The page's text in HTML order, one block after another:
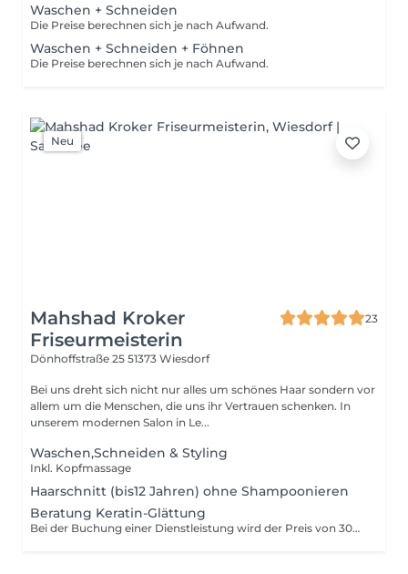
Waschen + Schneiden
Die Preise berechnen sich je nach Aufwand.
Waschen + Schneiden + Föhnen
Die Preise berechnen sich je nach Aufwand.
Neu
Mahshad Kroker
Friseurmeisterin
23
Dönhoffstraße 25 51373 Wiesdorf
Bei uns dreht sich nicht nur alles um schönes Haar sondern vor
allem um die Menschen, die uns ihr Vertrauen schenken. In
unserem modernen Salon in Le...
Waschen,Schneiden & Styling
Inkl. Kopfmassage
Haarschnitt (bis12 Jahren) ohne Shampoonieren
Beratung Keratin-Glättung
Bei der Buchung einer Dienstleistung wird der Preis von 30€ wieder abgezogen. Das gilt nur für Dienstleistungen. (keine Produkte)